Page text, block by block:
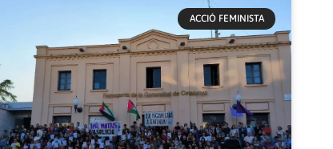
ACCIÓ FEMINISTA